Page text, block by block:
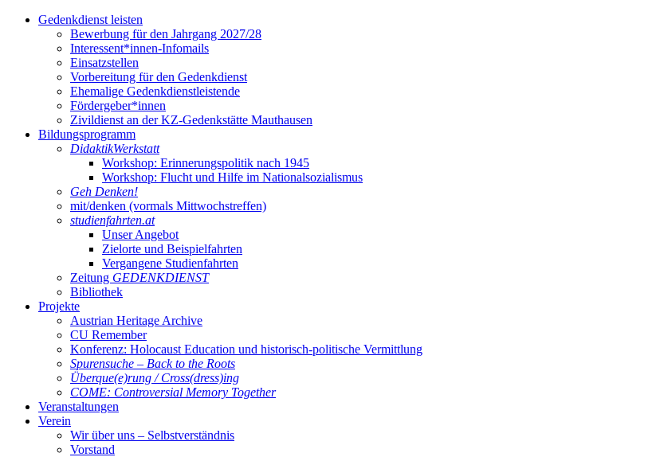
Gedenkdienst leisten
Bewerbung für den Jahrgang 2027/28
Interessent*innen-Infomails
Einsatzstellen
Vorbereitung für den Gedenkdienst
Ehemalige Gedenkdienstleistende
Fördergeber*innen
Zivildienst an der KZ-Gedenkstätte Mauthausen
Bildungsprogramm
DidaktikWerkstatt
Workshop: Erinnerungspolitik nach 1945
Workshop: Flucht und Hilfe im Nationalsozialismus
Geh Denken!
mit/denken (vormals Mittwochstreffen)
studienfahrten.at
Unser Angebot
Zielorte und Beispielfahrten
Vergangene Studienfahrten
Zeitung GEDENKDIENST
Bibliothek
Projekte
Austrian Heritage Archive
CU Remember
Konferenz: Holocaust Education und historisch-politische Vermittlung
Spurensuche – Back to the Roots
Überque(e)rung / Cross(dress)ing
COME: Controversial Memory Together
Veranstaltungen
Verein
Wir über uns – Selbstverständnis
Vorstand